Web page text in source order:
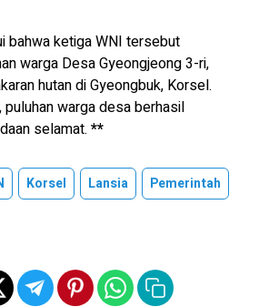
bahwa ketiga WNI tersebut
warga Desa Gyeongjeong 3-ri,
hutan di Gyeongbuk, Korsel.
warga desa berhasil
selamat. **
Korsel Lansia
Pemerintah